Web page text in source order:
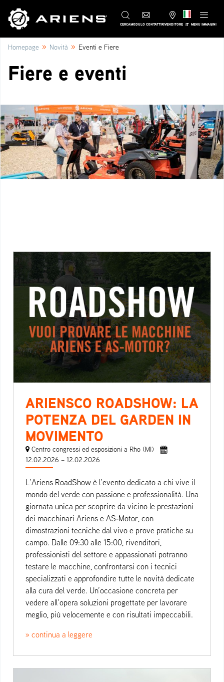
CERCAMODULO CONTATTIRIVENDITORE IT MENU IMMAGINI
Homepage » Novità » Eventi e Fiere
Fiere e eventi
ARIENSCO ROADSHOW: LA
POTENZA DEL GARDEN IN
MOVIMENTO
Centro congressi ed esposizioni a Rho (MI)
12.02.2026 – 12.02.2026
L’Ariens RoadShow è l’evento dedicato a chi vive il
mondo del verde con passione e professionalità. Una
giornata unica per scoprire da vicino le prestazioni
dei macchinari Ariens e AS‑Motor, con
dimostrazioni tecniche dal vivo e prove pratiche su
campo. Dalle 09:30 alle 15:00, rivenditori,
professionisti del settore e appassionati potranno
testare le macchine, confrontarsi con i tecnici
specializzati e approfondire tutte le novità dedicate
alla cura del verde. Un’occasione concreta per
vedere all’opera soluzioni progettate per lavorare
meglio, più velocemente e con risultati impeccabili.
» continua a leggere